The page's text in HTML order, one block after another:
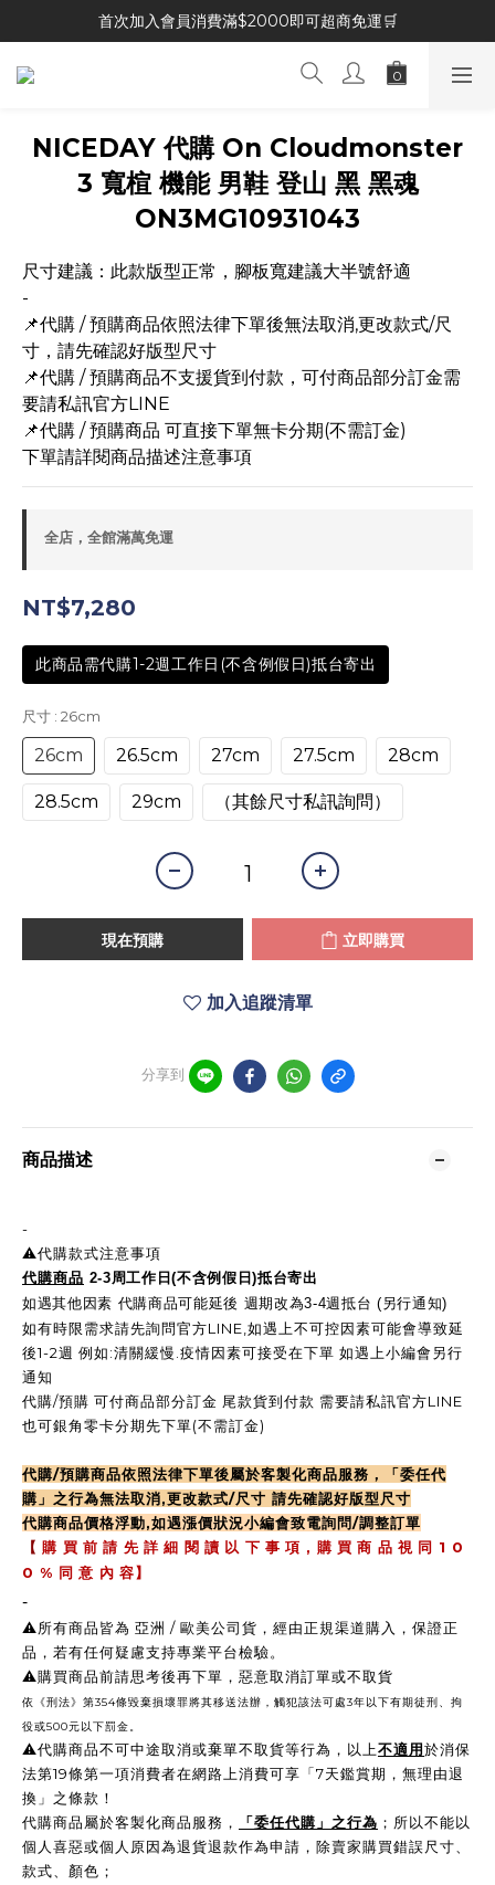
首次加入會員消費滿$2000即可超商免運🛒
NICEDAY 代購 On Cloudmonster
3 寬楦 機能 男鞋 登山 黑 黑魂
ON3MG10931043
尺寸建議：此款版型正常，腳板寬建議大半號舒適
-
📌代購 / 預購商品依照法律下單後無法取消,更改款式/尺
寸，請先確認好版型尺寸
📌代購 / 預購商品不支援貨到付款，可付商品部分訂金需
要請私訊官方LINE
📌代購 / 預購商品 可直接下單無卡分期(不需訂金)
下單請詳閱商品描述注意事項
全店，全館滿萬免運
NT$7,280
此商品需代購1-2週工作日(不含例假日)抵台寄出
尺寸 : 26cm
26cm 26.5cm 27cm 27.5cm 28cm
28.5cm 29cm （其餘尺寸私訊詢問）
現在預購 立即購買
加入追蹤清單
分享到
商品描述
-
⚠️代購款式注意事項
代購商品 2-3周工作日(不含例假日)抵台寄出
如遇其他因素 代購商品可能延後 週期改為3-4週抵台 (另行通知)
如有時限需求請先詢問官方LINE,如遇上不可控因素可能會導致延
後1-2週 例如:清關緩慢.疫情因素可接受在下單 如遇上小編會另行
通知
代購/預購 可付商品部分訂金 尾款貨到付款 需要請私訊官方LINE
也可銀角零卡分期先下單(不需訂金)
代購/預購商品依照法律下單後屬於客製化商品服務，「委任代
購」之行為無法取消,更改款式/尺寸 請先確認好版型尺寸
代購商品價格浮動,如遇漲價狀況小編會致電詢問/調整訂單
【 購 買 前 請 先 詳 細 閱 讀 以 下 事 項 , 購 買 商 品 視 同 1 0
0 % 同 意 內 容】
-
⚠️所有商品皆為 亞洲 / 歐美公司貨，經由正規渠道購入，保證正
品，若有任何疑慮支持專業平台檢驗。
⚠️購買商品前請思考後再下單，惡意取消訂單或不取貨
依《刑法》第354條毀棄損壞罪將其移送法辦，觸犯該法可處3年以下有期徒刑、拘
役或500元以下罰金。
⚠️代購商品不可中途取消或棄單不取貨等行為，以上不適用於消保
法第19條第一項消費者在網路上消費可享「7天鑑賞期，無理由退
換」之條款！
代購商品屬於客製化商品服務，
「委任代購」之行為 ；所以不能以
個人喜惡或個人原因為退貨退款作為申請，除賣家購買錯誤尺寸、
款式、顏色；